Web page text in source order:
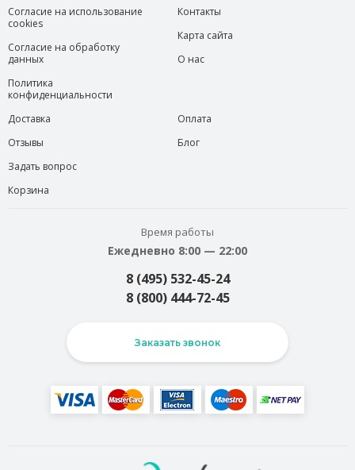
Согласие на использование
cookies
Согласие на обработку
данных
Политика
конфиденциальности
Контакты
Карта сайта
О нас
Доставка
Отзывы
Задать вопрос
Корзина
Оплата
Блог
Время работы
Ежедневно 8:00 — 22:00
8 (495) 532-45-24
8 (800) 444-72-45
Заказать звонок